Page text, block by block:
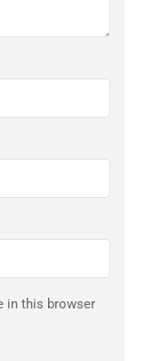
in this browser